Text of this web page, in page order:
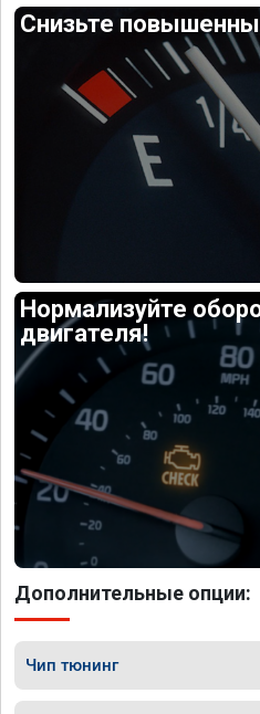
Снизьте
Нормализуйте
двигателя!
Дополнительные опции:
Чип тюнинг